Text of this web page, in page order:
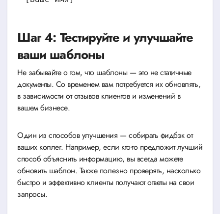
Шаг 4: Тестируйте и улучшайте
ваши шаблоны
Не забывайте о том, что шаблоны — это не статичные
документы. Со временем вам потребуется их обновлять,
в зависимости от отзывов клиентов и изменений в
вашем бизнесе.
Один из способов улучшения — собирать фидбэк от
ваших коллег. Например, если кто-то предложит лучший
способ объяснить информацию, вы всегда можете
обновить шаблон. Также полезно проверять, насколько
быстро и эффективно клиенты получают ответы на свои
запросы.